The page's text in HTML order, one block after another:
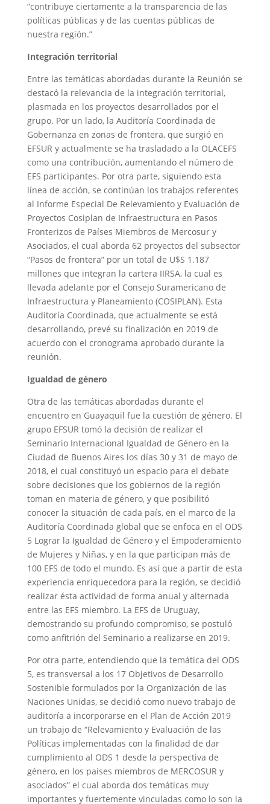
“contribuye ciertamente a la transparencia de las
políticas públicas y de las cuentas públicas de
nuestra región.”
Integración territorial
Entre las temáticas abordadas durante la Reunión se
destacó la relevancia de la integración territorial,
plasmada en los proyectos desarrollados por el
grupo. Por un lado, la Auditoría Coordinada de
Gobernanza en zonas de frontera, que surgió en
EFSUR y actualmente se ha trasladado a la OLACEFS
como una contribución, aumentando el número de
EFS participantes. Por otra parte, siguiendo esta
línea de acción, se continúan los trabajos referentes
al Informe Especial De Relevamiento y Evaluación de
Proyectos Cosiplan de Infraestructura en Pasos
Fronterizos de Países Miembros de Mercosur y
Asociados, el cual aborda 62 proyectos del subsector
“Pasos de frontera” por un total de U$S 1.187
millones que integran la cartera IIRSA, la cual es
llevada adelante por el Consejo Suramericano de
Infraestructura y Planeamiento (COSIPLAN). Esta
Auditoría Coordinada, que actualmente se está
desarrollando, prevé su finalización en 2019 de
acuerdo con el cronograma aprobado durante la
reunión.
Igualdad de género
Otra de las temáticas abordadas durante el
encuentro en Guayaquil fue la cuestión de género. El
grupo EFSUR tomó la decisión de realizar el
Seminario Internacional Igualdad de Género en la
Ciudad de Buenos Aires los días 30 y 31 de mayo de
2018, el cual constituyó un espacio para el debate
sobre decisiones que los gobiernos de la región
toman en materia de género, y que posibilitó
conocer la situación de cada país, en el marco de la
Auditoría Coordinada global que se enfoca en el ODS
5 Lograr la Igualdad de Género y el Empoderamiento
de Mujeres y Niñas, y en la que participan más de
100 EFS de todo el mundo. Es así que a partir de esta
experiencia enriquecedora para la región, se decidió
realizar ésta actividad de forma anual y alternada
entre las EFS miembro. La EFS de Uruguay,
demostrando su profundo compromiso, se postuló
como anfitrión del Seminario a realizarse en 2019.
Por otra parte, entendiendo que la temática del ODS
5, es transversal a los 17 Objetivos de Desarrollo
Sostenible formulados por la Organización de las
Naciones Unidas, se decidió como nuevo trabajo de
auditoría a incorporarse en el Plan de Acción 2019
un trabajo de “Relevamiento y Evaluación de las
Políticas implementadas con la finalidad de dar
cumplimiento al ODS 1 desde la perspectiva de
género, en los países miembros de MERCOSUR y
asociados” el cual aborda dos temáticas muy
importantes y fuertemente vinculadas como lo son la